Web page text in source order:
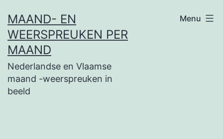
naar
de
inhoud
MAAND- EN
WEERSPREUKEN PER
MAAND
Nederlandse en Vlaamse
maand -weerspreuken in
beeld
Menu